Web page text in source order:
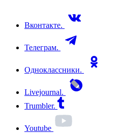
Вконтакте.
Телеграм.
Одноклассники.
Livejournal.
Trumbler.
Youtube